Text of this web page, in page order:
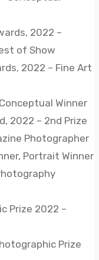
2022 –
of Show
2022 – Fine Art
Winner
2022 – 2nd Prize
Photographer
Portrait Winner
Prize 2022 –
Prize